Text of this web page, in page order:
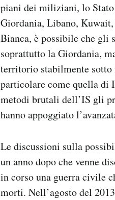
piani dei miliziani, lo Stato
Giordania, Libano,
Bianca, è possibile che gli
soprattutto la Giordania,
territorio stabilmente sotto
particolare come quella di
metodi brutali dell’IS gli
hanno appoggiato
Le discussioni sulla
un anno dopo che venne
in corso una guerra civile
morti. Nell’agosto del